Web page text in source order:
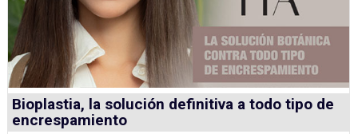
Bioplastia, la solución definitiva a todo tipo de
encrespamiento